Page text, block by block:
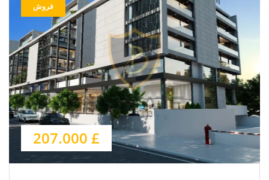
فروش
£ 207.000